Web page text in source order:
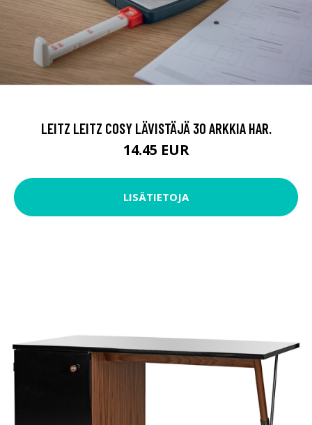
LEITZ LEITZ COSY LÄVISTÄJÄ 30 ARKKIA HAR.
14.45 EUR
LISÄTIETOJA